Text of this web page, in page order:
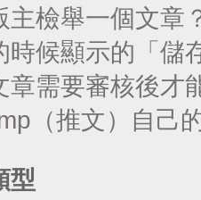
主檢舉一個文章
時候顯示的「儲
章需要審核後才
（推文）自己
型